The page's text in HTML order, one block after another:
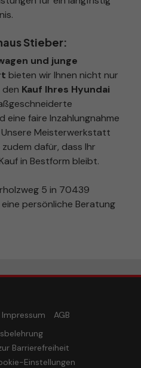
Stieber:
und junge
bieten wir Ihnen nicht nur
Kauf Ihres Hyundai
eine faire Inzahlungnahme
Unsere Meisterwerkstatt
dafür, dass Ihr
in Bestform bleibt.
5 in 70439
persönliche Beratung
Impressum
AGB
Barrierefreiheit
Einstellungen